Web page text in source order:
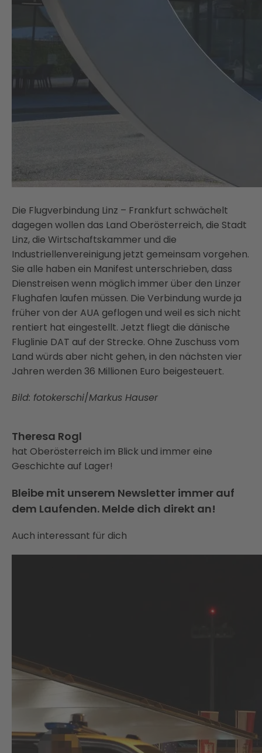
Die Flugverbindung Linz – Frankfurt schwächelt
dagegen wollen das Land Oberösterreich, die Stadt
Linz, die Wirtschaftskammer und die
Industriellenvereinigung jetzt gemeinsam vorgehen.
Sie alle haben ein Manifest unterschrieben, dass
Dienstreisen wenn möglich immer über den Linzer
Flughafen laufen müssen. Die Verbindung wurde ja
früher von der AUA geflogen und weil es sich nicht
rentiert hat eingestellt. Jetzt fliegt die dänische
Fluglinie DAT auf der Strecke. Ohne Zuschuss vom
Land würds aber nicht gehen, in den nächsten vier
Jahren werden 36 Millionen Euro beigesteuert.
Bild: fotokerschi/Markus Hauser
Theresa Rogl
hat Oberösterreich im Blick und immer eine
Geschichte auf Lager!
Bleibe mit unserem Newsletter immer auf
dem Laufenden. Melde dich direkt an!
Auch interessant für dich